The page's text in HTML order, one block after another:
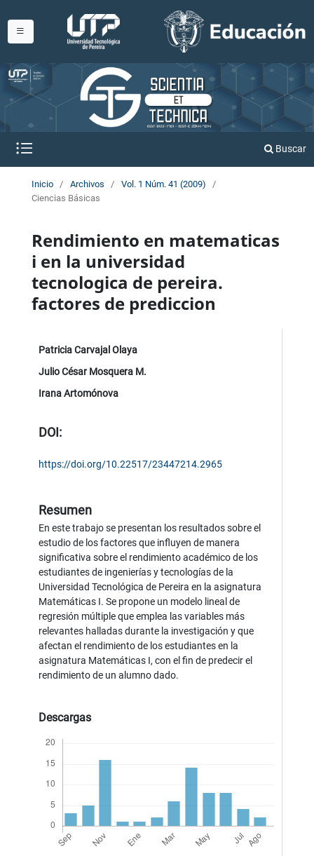
Buscar
Inicio / Archivos / Vol. 1 Núm. 41 (2009)
/
Ciencias Básicas
Rendimiento en matematicas
i en la universidad
tecnologica de pereira.
factores de prediccion
Patricia Carvajal Olaya
Julio César Mosquera M.
Irana Artomónova
DOI:
https://doi.org/10.22517/23447214.2965
Resumen
En este trabajo se presentan los resultados sobre el
estudio de los factores que influyen de manera
significativa sobre el rendimiento académico de los
estudiantes de ingenierías y tecnologías de la
Universidad Tecnológica de Pereira en la asignatura
Matemáticas I. Se propone un modelo lineal de
regresión múltiple que emplea las variables más
relevantes halladas durante la investigación y que
afectan el rendimiento de los estudiantes en la
asignatura Matemáticas I, con el fin de predecir el
rendimiento de un alumno dado.
Descargas